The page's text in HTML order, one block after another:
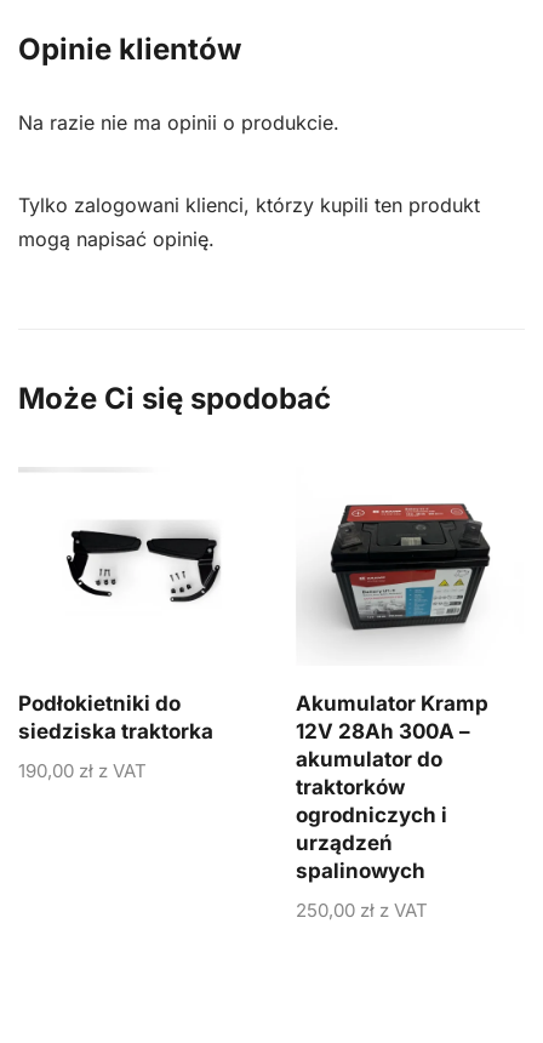
Opinie klientów
Na razie nie ma opinii o produkcie.
Tylko zalogowani klienci, którzy kupili ten produkt
mogą napisać opinię.
Może Ci się spodobać
Podłokietniki do
siedziska traktorka
190,00 zł z VAT
Akumulator Kramp
12V 28Ah 300A –
akumulator do
traktorków
ogrodniczych i
urządzeń
spalinowych
250,00 zł z VAT